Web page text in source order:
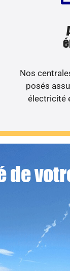
Nos
posés
électricité
de